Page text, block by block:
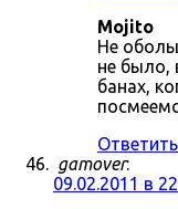
Mojito
Не
не было,
банах,
Ответить
gamover:
09.02.2011 в